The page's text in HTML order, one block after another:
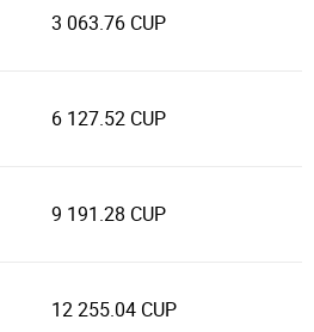
3 063.76 CUP
6 127.52 CUP
9 191.28 CUP
12 255.04 CUP